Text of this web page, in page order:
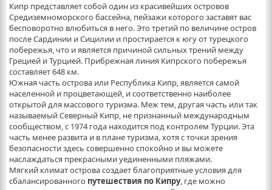
Кипр представляет собой один из красивейших островов
Средиземноморского бассейна, пейзажи которого заставят вас
бесповоротно влюбиться в него. Это третий по величине остров
после Сардинии и Сицилии и простирается к югу от турецкого
побережья, что и является причиной сильных трений между
Грецией и Турцией. Прибрежная линия Кипрского побережья
составляет 648 км.
Южная часть острова или Республика Кипр, является самой
населенной и процветающей, и соответственно наиболее
открытой для массового туризма. Меж тем, другая часть или так
называемый Северный Кипр, не признанный международным
сообществом, с 1974 года находится под контролем Турции. Эта
часть менее развита и в плане туризма, хотя с точки зрения
безопасности здесь совершенно спокойно и вы можете
наслаждаться прекрасными уединенными пляжами.
Мягкий климат острова создает благоприятные условия для
сбалансированного путешествия по Кипру, где можно